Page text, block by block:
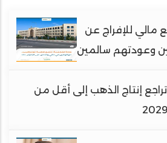
مالي للإفراج عن
وعودتهم سالمين
إنتاج الذهب إلى أقل من